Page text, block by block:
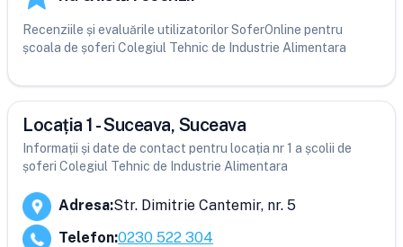
Recenziile și evaluările utilizatorilor SoferOnline pentru
școala de șoferi Colegiul Tehnic de Industrie Alimentara
Locația 1 - Suceava, Suceava
Informații și date de contact pentru locația nr 1 a școlii de
șoferi Colegiul Tehnic de Industrie Alimentara
Adresa:Str. Dimitrie Cantemir, nr. 5
Telefon:0230 522 304